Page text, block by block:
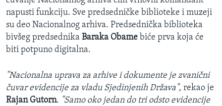
napusti funkciju. Sve predsedničke biblioteke i muzeji
su deo Nacionalnog arhiva. Predsednička biblioteka
bivšeg predsednika Baraka Obame biće prva koja će
biti potpuno digitalna.
"Nacionalna uprava za arhive i dokumente je zvanični
čuvar evidencije za vladu Sjedinjenih Država", rekao je
Rajan Gutorn. "Samo oko jedan do tri odsto evidencije